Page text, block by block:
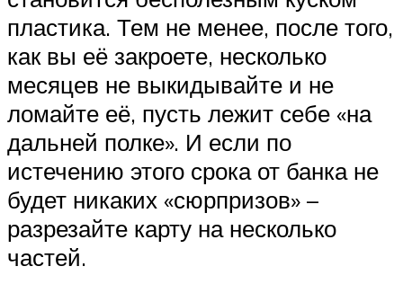
пластика. Тем не менее, после того,
как вы её закроете, несколько
месяцев не выкидывайте и не
ломайте её, пусть лежит себе «на
дальней полке». И если по
истечению этого срока от банка не
будет никаких «сюрпризов» –
разрезайте карту на несколько
частей.